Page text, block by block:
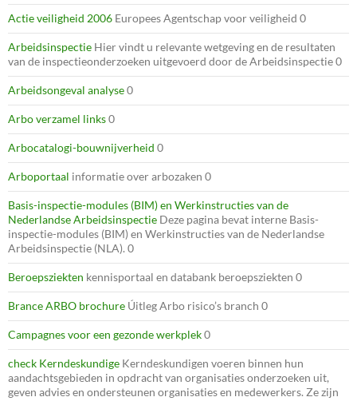
Actie veiligheid 2006 Europees Agentschap voor veiligheid 0
Arbeidsinspectie Hier vindt u relevante wetgeving en de resultaten
van de inspectieonderzoeken uitgevoerd door de Arbeidsinspectie 0
Arbeidsongeval analyse0
Arbo verzamel links0
Arbocatalogi-bouwnijverheid 0
Arboportaal informatie over arbozaken 0
Basis-inspectie-modules (BIM) en Werkinstructies van de
Nederlandse Arbeidsinspectie Deze pagina bevat interne Basis-
inspectie-modules (BIM) en Werkinstructies van de Nederlandse
Arbeidsinspectie (NLA). 0
Beroepsziekten kennisportaal en databank beroepsziekten 0
Brance ARBO brochure Úitleg Arbo risico’s branch 0
Campagnes voor een gezonde werkplek0
check Kerndeskundige Kerndeskundigen voeren binnen hun
aandachtsgebieden in opdracht van organisaties onderzoeken uit,
geven advies en ondersteunen organisaties en medewerkers. Ze zijn